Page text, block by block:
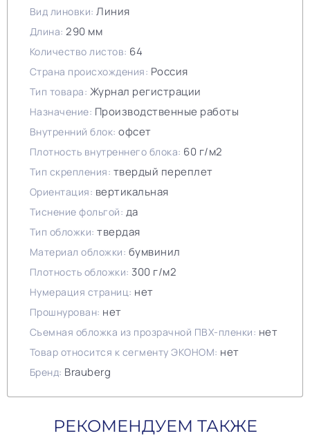
Вид линовки: Линия
Длина: 290 мм
Количество листов: 64
Страна происхождения: Россия
Тип товара: Журнал регистрации
Назначение: Производственные работы
Внутренний блок: офсет
Плотность внутреннего блока: 60 г/м2
Тип скрепления: твердый переплет
Ориентация: вертикальная
Тиснение фольгой: да
Тип обложки: твердая
Материал обложки: бумвинил
Плотность обложки: 300 г/м2
Нумерация страниц: нет
Прошнурован: нет
Съемная обложка из прозрачной ПВХ-пленки: нет
Товар относится к сегменту ЭКОНОМ: нет
Бренд: Brauberg
РЕКОМЕНДУЕМ ТАКЖЕ